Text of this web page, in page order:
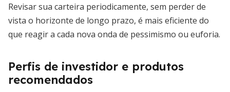
Revisar sua carteira periodicamente, sem perder de
vista o horizonte de longo prazo, é mais eficiente do
que reagir a cada nova onda de pessimismo ou euforia.
Perfis de investidor e produtos
recomendados